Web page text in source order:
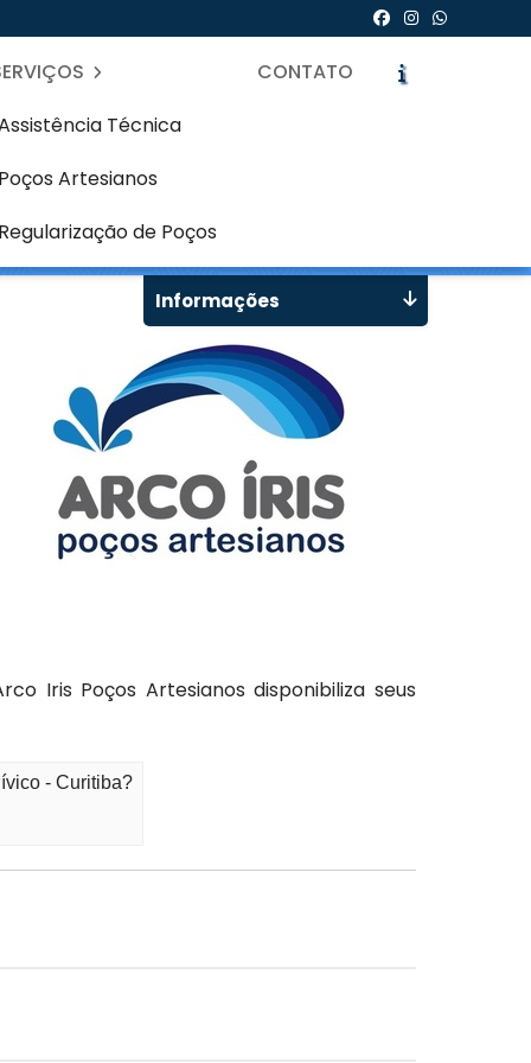
Técnica
Poços Artesianos
Regularização de Poços
CONTATO
Cívico - Curitiba
Iris Poços Artesianos disponibiliza seus
- Curitiba?
Informações